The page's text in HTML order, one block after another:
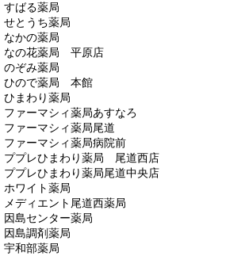
すばる薬局
せとうち薬局
なかの薬局
なの花薬局 平原店
のぞみ薬局
ひので薬局 本館
ひまわり薬局
ファーマシィ薬局あすなろ
ファーマシィ薬局尾道
ファーマシィ薬局病院前
ププレひまわり薬局 尾道西店
ププレひまわり薬局尾道中央店
ホワイト薬局
メディエント尾道西薬局
因島センター薬局
因島調剤薬局
宇和部薬局